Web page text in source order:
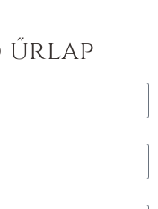
űrlap